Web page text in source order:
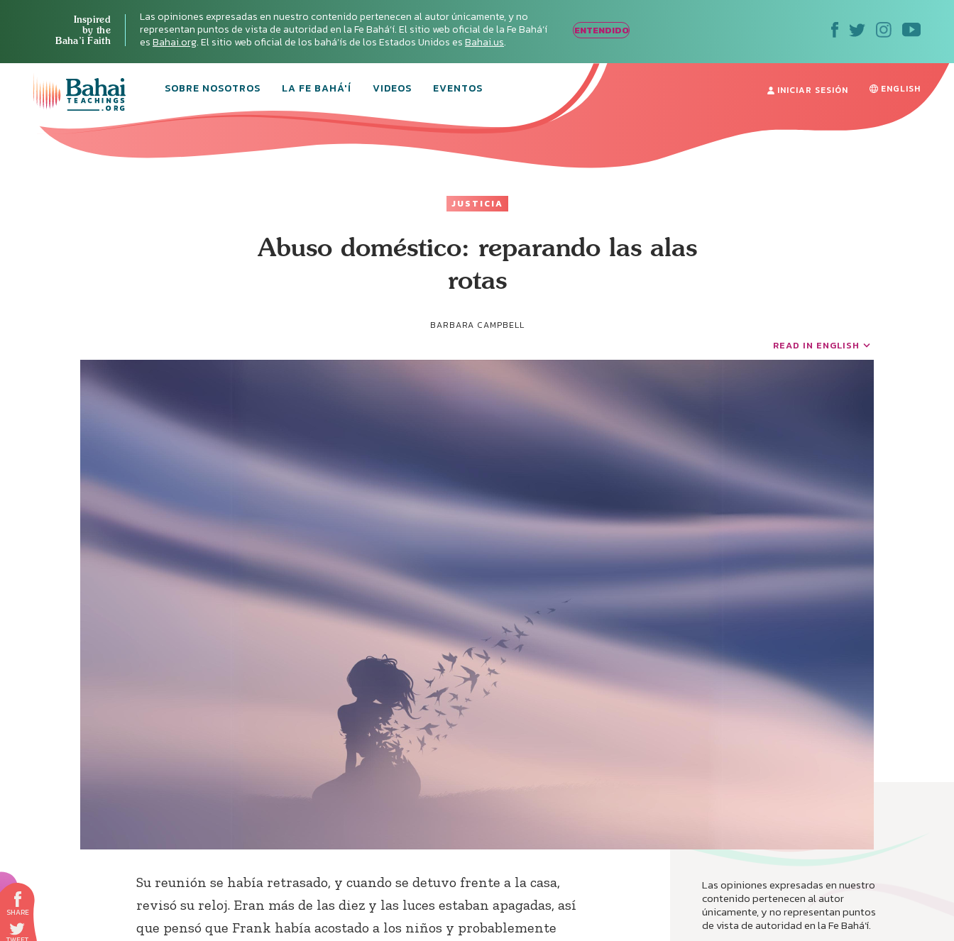
Inspired
by the
Baha’i Faith
Las opiniones expresadas en nuestro contenido pertenecen al autor únicamente, y no
representan puntos de vista de autoridad en la Fe Bahá‘í. El sitio web oficial de la Fe Bahá‘í
esBahai.org. El sitio web oficial de los bahá’ís de los Estados Unidos esBahai.us.
ENTENDIDO
SOBRE NOSOTROS LA FE BAHÁ'Í VIDEOS EVENTOS INICIAR SESIÓN ENGLISH
JUSTICIA
Abuso doméstico: reparando las alas
rotas
BARBARA CAMPBELL
READ IN ENGLISH
Las opiniones expresadas en nuestro
contenido pertenecen al autor
únicamente, y no representan puntos
de vista de autoridad en la Fe Bahá’í.
Su reunión se había retrasado, y cuando se detuvo frente a la casa,
revisó su reloj. Eran más de las diez y las luces estaban apagadas, así
que pensó que Frank había acostado a los niños y probablemente